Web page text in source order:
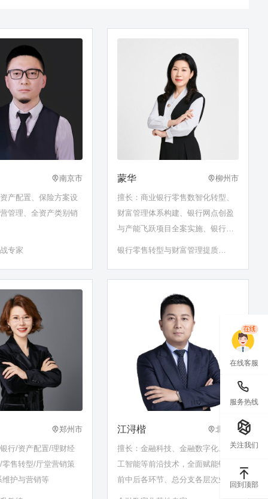
南京市
产配置、保险方案设
管理、全资产类别销
专家
蒙华 柳州市
擅长：商业银行零售数智化转型、
财富管理体系构建、银行网点创盈
与产能飞跃项目全案实施、银行零
与员工行为管理、反洗钱反电诈及
银行零售转型与财富管理提质全
案落地专家
郑州市
行/资产配置/理财经
零售转型/厅堂营销策
护与营销等
江浔楷 北京市
擅长：金融科技、金融数字化、人
工智能等前沿技术，全面赋能银行
前中后各环节、总分支各层次业
在线客服
服务热线
关注我们
回到顶部